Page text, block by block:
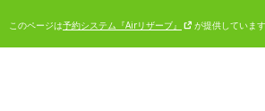
このページは予約システム『Airリザーブ』 が提供しています